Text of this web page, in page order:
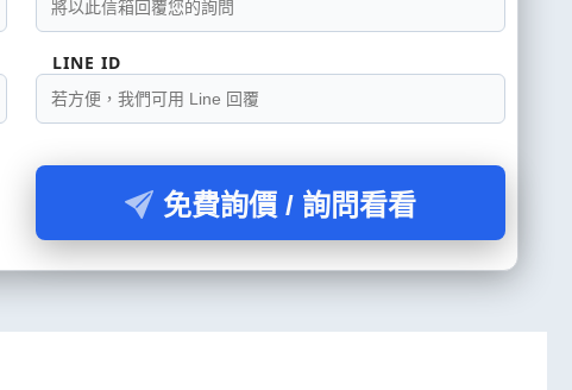
LINE ID
免費詢價 / 詢問看看